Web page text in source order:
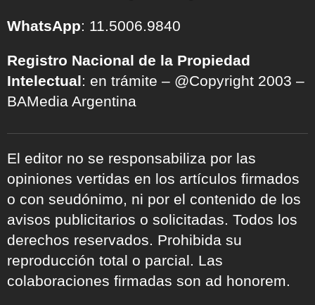
WhatsApp: 11.5006.9840
Registro Nacional de la Propiedad
Intelectual: en trámite – @Copyright 2003 –
BAMedia Argentina
El editor no se responsabiliza por las
opiniones vertidas en los artículos firmados
o con seudónimo, ni por el contenido de los
avisos publicitarios o solicitadas. Todos los
derechos reservados. Prohibida su
reproducción total o parcial. Las
colaboraciones firmadas son ad honorem.